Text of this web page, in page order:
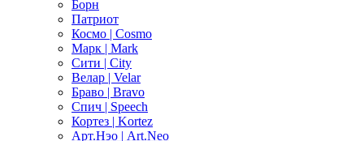
Борн
Патриот
Космо | Cosmo
Марк | Mark
Сити | City
Велар | Velar
Браво | Bravo
Спич | Speech
Кортез | Kortez
Арт.Нэо | Art.Neo